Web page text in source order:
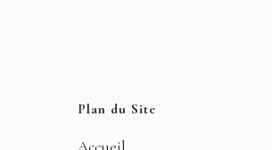
Plan du Site